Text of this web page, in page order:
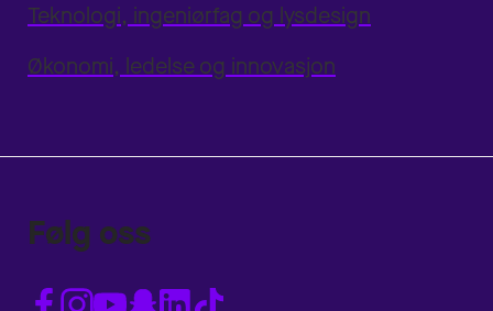
Teknologi, ingeniørfag og lysdesign
Økonomi, ledelse og innovasjon
Følg oss